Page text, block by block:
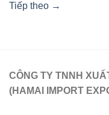
Tiếp theo →
CÔNG TY TNNH
(HAMAI IMPORT